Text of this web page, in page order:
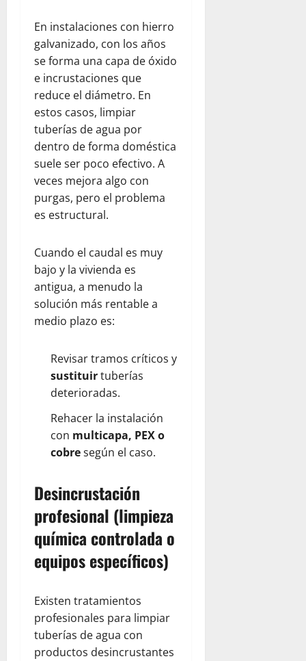
En instalaciones con hierro
galvanizado, con los años
se forma una capa de óxido
e incrustaciones que
reduce el diámetro. En
estos casos, limpiar
tuberías de agua por
dentro de forma doméstica
suele ser poco efectivo. A
veces mejora algo con
purgas, pero el problema
es estructural.
Cuando el caudal es muy
bajo y la vivienda es
antigua, a menudo la
solución más rentable a
medio plazo es:
Revisar tramos críticos y
sustituirtuberías
deterioradas.
Rehacer la instalación
con multicapa, PEX o
cobresegún el caso.
Desincrustación
profesional (limpieza
química controlada o
equipos específicos)
Existen tratamientos
profesionales para limpiar
tuberías de agua con
productos desincrustantes